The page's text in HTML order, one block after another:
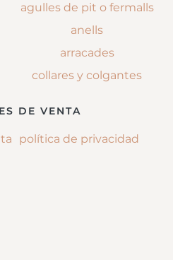
agulles de pit o fermalls
anells
arracades
collares y colgantes
DE VENTA
política de privacidad